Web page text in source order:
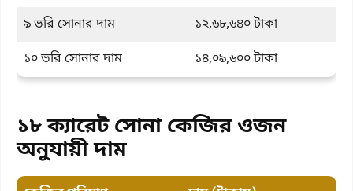
৯ ভরি সোনার দাম
১২,৬৮,৬৪০ টাকা
১০ ভরি সোনার দাম
১৪,০৯,৬০০ টাকা
১৮ ক্যারেট সোনা কেজির ওজন
অনুযায়ী দাম